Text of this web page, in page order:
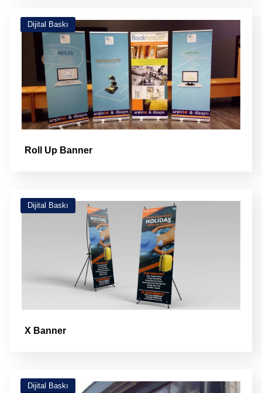
Dijital Baskı
Roll Up Banner
Dijital Baskı
X Banner
Dijital Baskı